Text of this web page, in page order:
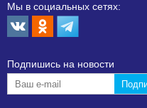
Мы в социальных сетях:
Подпишиcь на новости